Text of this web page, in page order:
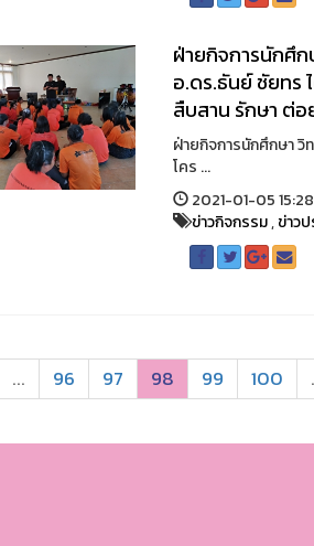
ฝ่ายกิจการนักศึ
อ.ดร.ธันย์ ชัยทร
สืบสาน รักษา ต่
ฝ่ายกิจการนักศึกษา
โคร ...
2021-01-05
ข่าวกิจกรรม,ข่าว
... 96 97 98 99 100